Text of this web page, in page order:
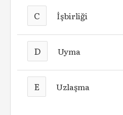
C İşbirliği
D Uyma
E Uzlaşma